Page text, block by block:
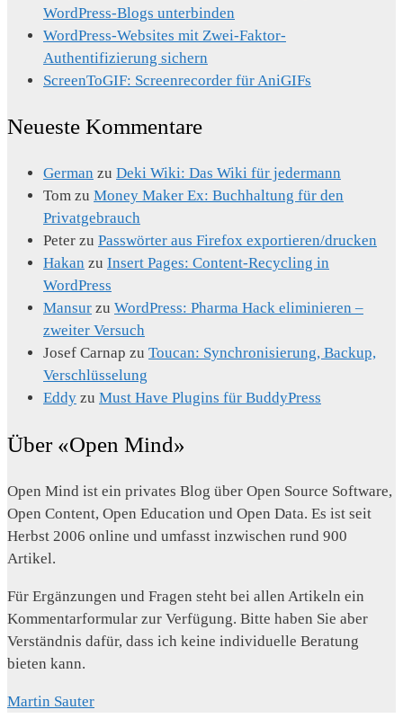
WordPress-Blogs unterbinden
WordPress-Websites mit Zwei-Faktor-
Authentifizierung sichern
ScreenToGIF: Screenrecorder für AniGIFs
Neueste Kommentare
German zu Deki Wiki: Das Wiki für jedermann
Tom zu Money Maker Ex: Buchhaltung für den
Privatgebrauch
Peter zu Passwörter aus Firefox exportieren/drucken
Hakan zu Insert Pages: Content-Recycling in
WordPress
Mansur zu WordPress: Pharma Hack eliminieren –
zweiter Versuch
Josef Carnap zu Toucan: Synchronisierung, Backup,
Verschlüsselung
Eddy zu Must Have Plugins für BuddyPress
Über «Open Mind»
Open Mind ist ein privates Blog über Open Source Software,
Open Content, Open Education und Open Data. Es ist seit
Herbst 2006 online und umfasst inzwischen rund 900
Artikel.
Für Ergänzungen und Fragen steht bei allen Artikeln ein
Kommentarformular zur Verfügung. Bitte haben Sie aber
Verständnis dafür, dass ich keine individuelle Beratung
bieten kann.
Martin Sauter